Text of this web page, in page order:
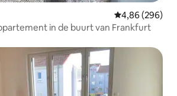
Gemiddelde
4,86 (296)
in de buurt van Frankfurt